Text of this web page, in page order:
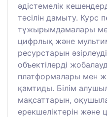
әдістемелік
тәсілін дамыту. Курс
тұжырымдамалары мен
цифрлық және
ресурстарын
объектілерді
платформалары мен
қамтиды. Білім
мақсаттарын,
ерекшеліктерін және